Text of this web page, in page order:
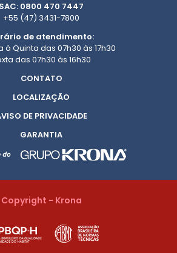
SAC: 0800 470 7447
+55 (47) 3431-7800
de atendimento:
à Quinta das 07h30 às 17h30
das 07h30 às 16h30
CONTATO
LOCALIZAÇÃO
DE PRIVACIDADE
GARANTIA
Copyright - Krona